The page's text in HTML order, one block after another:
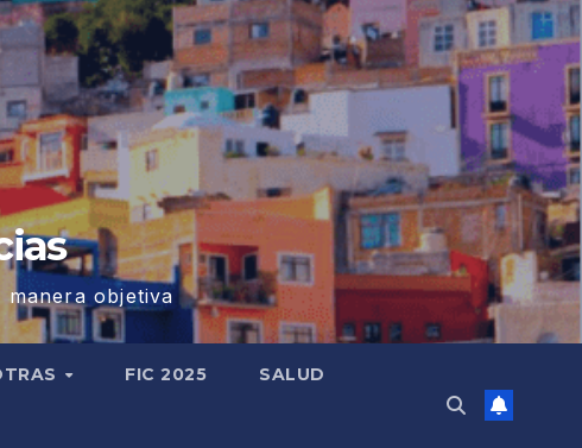
objetiva
FIC 2025 SALUD